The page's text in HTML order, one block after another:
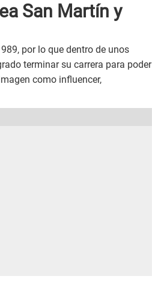
San Martín y
por lo que dentro de unos
terminar su carrera para poder
como influencer,